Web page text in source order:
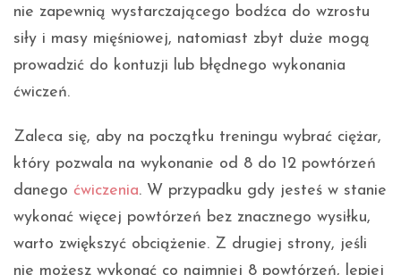
nie zapewnią wystarczającego bodźca do wzrostu
siły i masy mięśniowej, natomiast zbyt duże mogą
prowadzić do kontuzji lub błędnego wykonania
ćwiczeń.
Zaleca się, aby na początku treningu wybrać ciężar,
który pozwala na wykonanie od 8 do 12 powtórzeń
danego ćwiczenia. W przypadku gdy jesteś w stanie
wykonać więcej powtórzeń bez znacznego wysiłku,
warto zwiększyć obciążenie. Z drugiej strony, jeśli
nie możesz wykonać co najmniej 8 powtórzeń, lepiej